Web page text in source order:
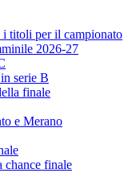
titoli per il campionato
2026-27
serie B
finale
e Merano
chance finale